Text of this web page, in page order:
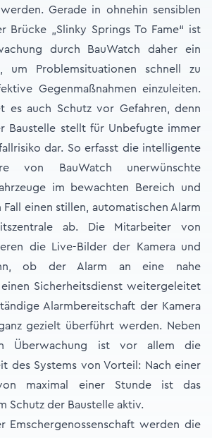
Gerade in ohnehin sensiblen
Brücke „Slinky Springs To Fame“ ist
durch BauWatch daher ein
um Problemsituationen schnell zu
Gegenmaßnahmen einzuleiten.
es auch Schutz vor Gefahren, denn
Baustelle stellt für Unbefugte immer
dar. So erfasst die intelligente
von BauWatch unerwünschte
im bewachten Bereich und
einen stillen, automatischen Alarm
ab. Die Mitarbeiter von
die Live-Bilder der Kamera und
ob der Alarm an eine nahe
Sicherheitsdienst weitergeleitet
Alarmbereitschaft der Kamera
gezielt überführt werden. Neben
Überwachung ist vor allem die
des Systems von Vorteil: Nach einer
von maximal einer Stunde ist das
Schutz der Baustelle aktiv.
Emschergenossenschaft werden die